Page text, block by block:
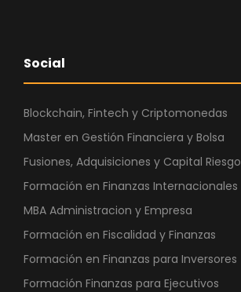
Social
Blockchain, Fintech y Criptomonedas
Master en Gestión Financiera y Bolsa
Fusiones, Adquisiciones y Capital Riesgo
Formación en Finanzas Internacionales
MBA Administracion y Empresa
Formación en Fiscalidad y Finanzas
Formación en Finanzas para Inversores
Formación Finanzas para Ejecutivos